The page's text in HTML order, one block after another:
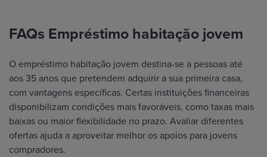
FAQs Empréstimo habitação jovem
O empréstimo habitação jovem destina-se a pessoas até
aos 35 anos que pretendem adquirir a sua primeira casa,
com vantagens específicas. Certas instituições financeiras
disponibilizam condições mais favoráveis, como taxas mais
baixas ou maior flexibilidade no prazo. Avaliar diferentes
ofertas ajuda a aproveitar melhor os apoios para jovens
compradores.